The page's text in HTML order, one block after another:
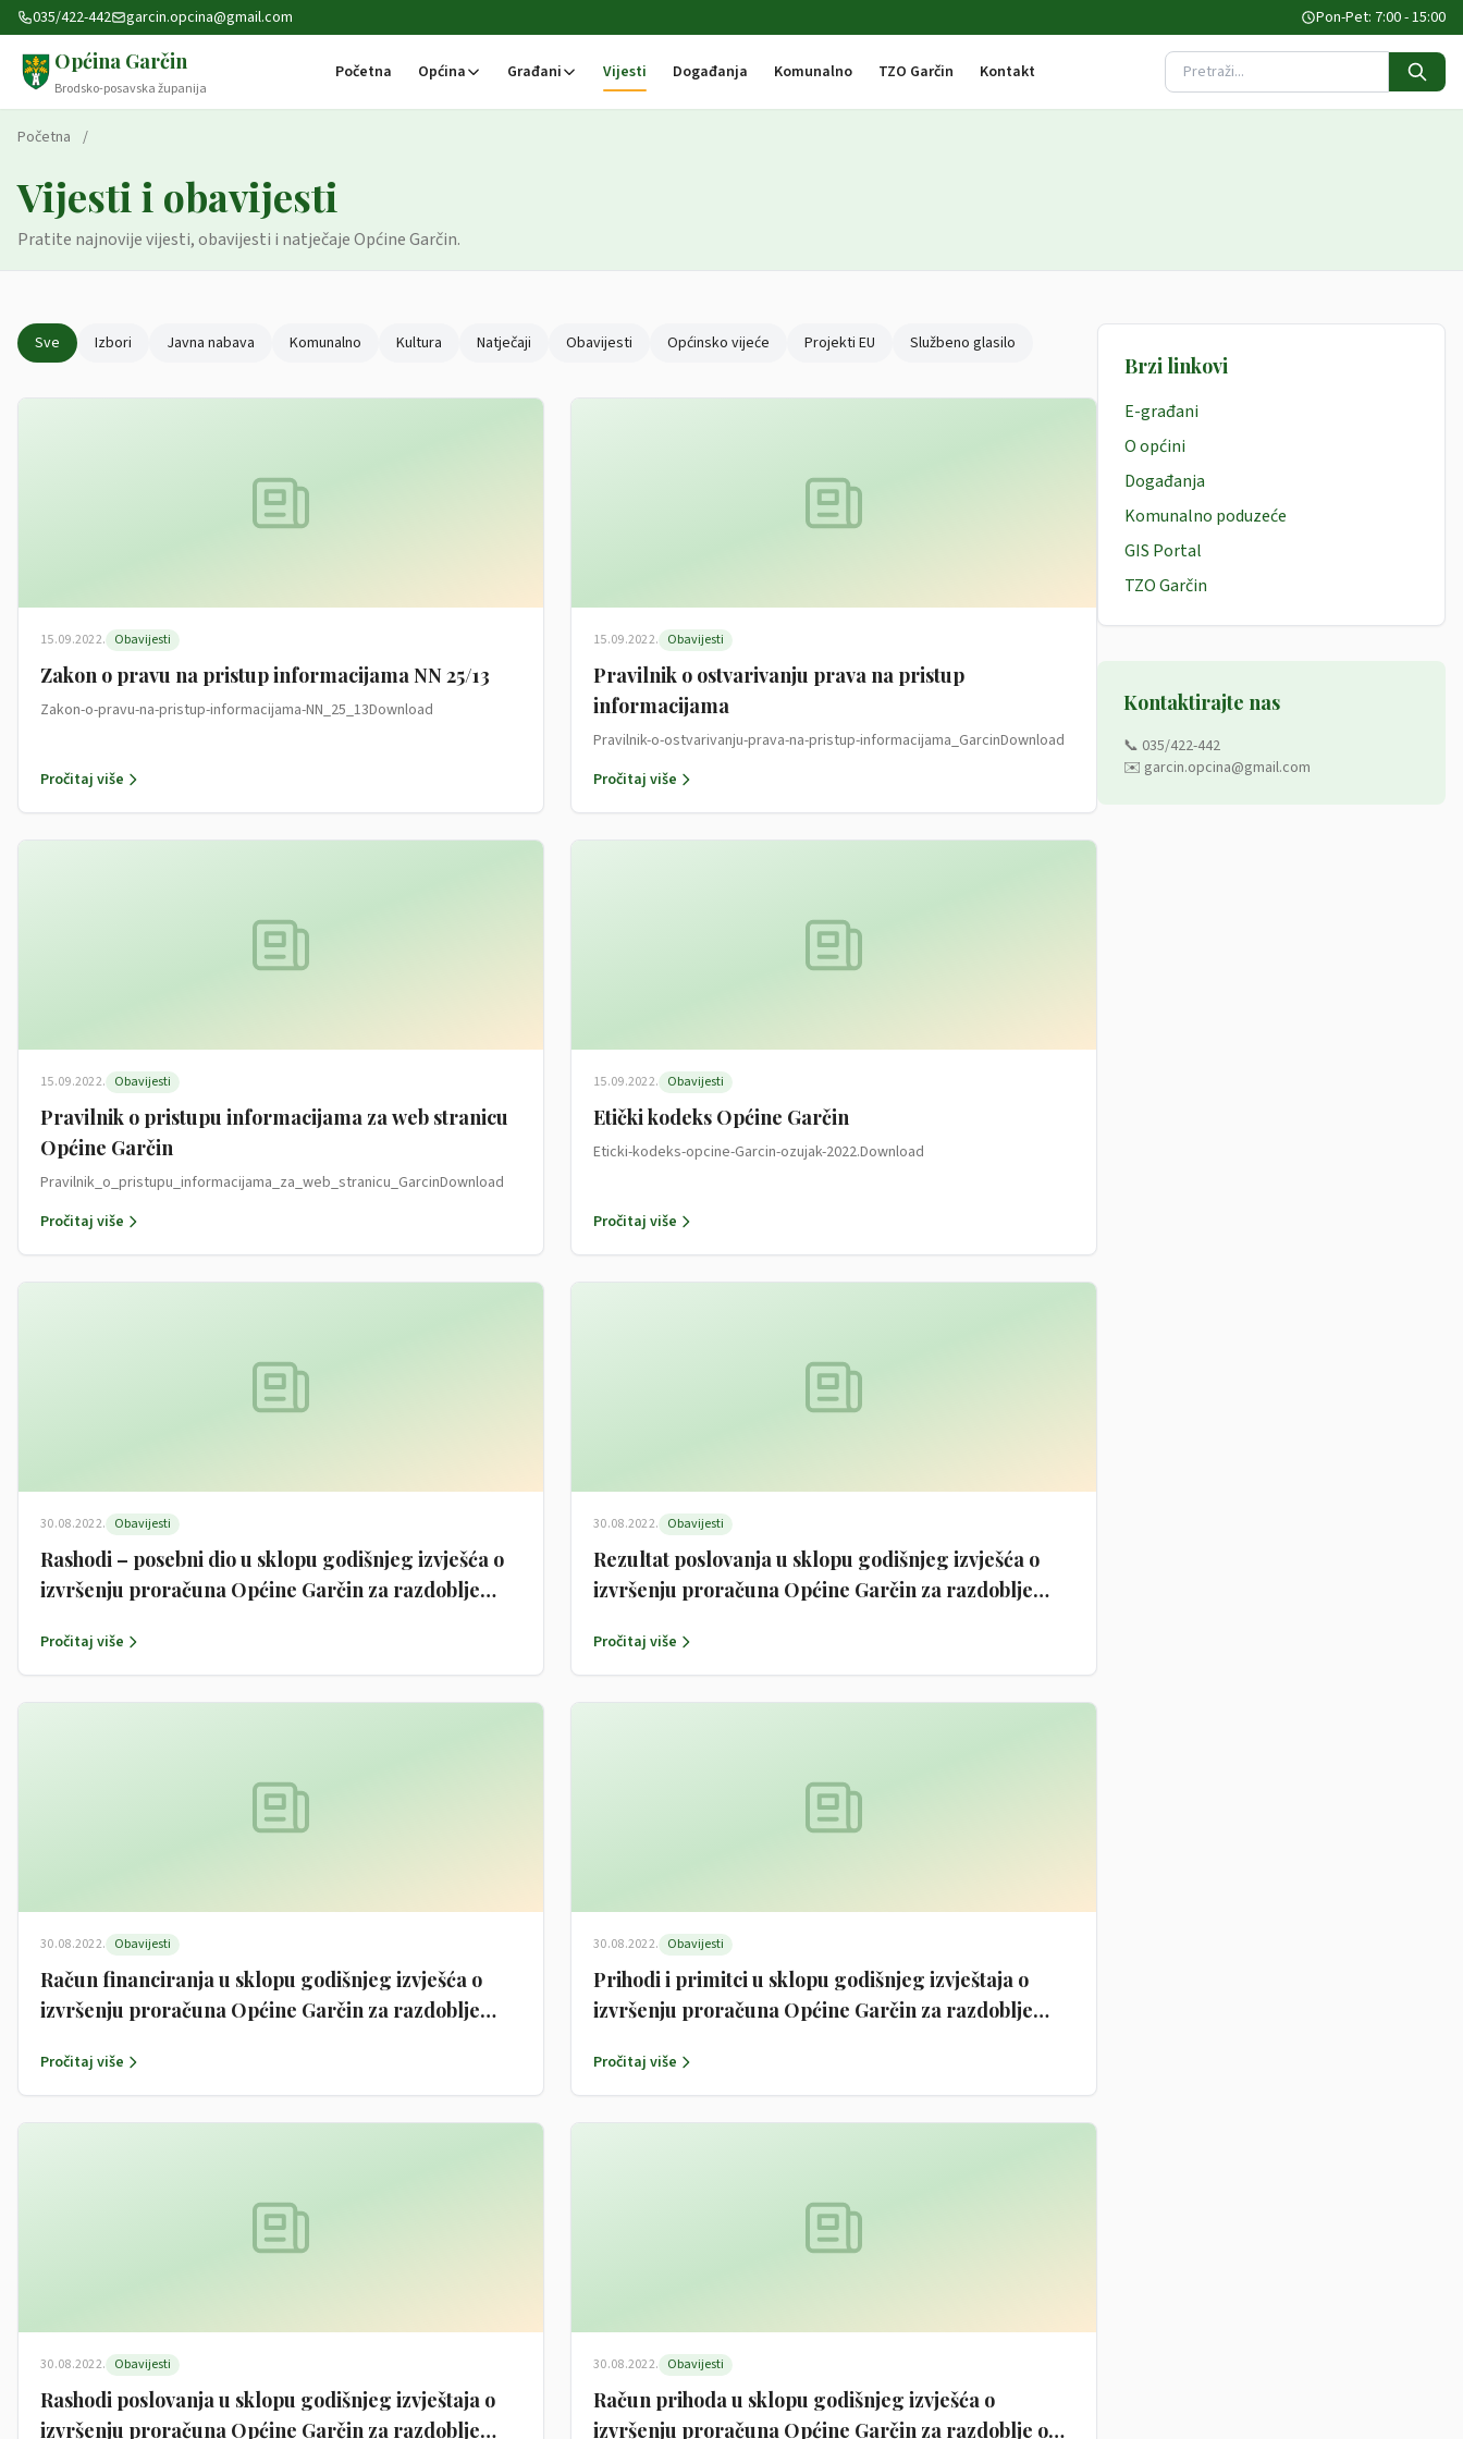
Preskoči na sadržaj
035/422-442 garcin.opcina@gmail.com Pon-Pet: 7:00 - 15:00
Općina Garčin
Brodsko-posavska županija
Početna Općina Građani Vijesti Događanja Komunalno TZO Garčin Kontakt Pretraži stranicu
Početna /
Vijesti i obavijesti
Pratite najnovije vijesti, obavijesti i natječaje Općine Garčin.
Sve Izbori Javna nabava Komunalno Kultura Natječaji Obavijesti Općinsko vijeće Projekti EU Službeno glasilo
15.09.2022. Obavijesti
Zakon o pravu na pristup informacijama NN 25/13
Zakon-o-pravu-na-pristup-informacijama-NN_25_13Download
Pročitaj više
15.09.2022. Obavijesti
Pravilnik o ostvarivanju prava na pristup
informacijama
Pravilnik-o-ostvarivanju-prava-na-pristup-informacijama_GarcinDownload
Pročitaj više
15.09.2022. Obavijesti
Pravilnik o pristupu informacijama za web stranicu
Općine Garčin
Pravilnik_o_pristupu_informacijama_za_web_stranicu_GarcinDownload
Pročitaj više
15.09.2022. Obavijesti
Etički kodeks Općine Garčin
Eticki-kodeks-opcine-Garcin-ozujak-2022.Download
Pročitaj više
30.08.2022. Obavijesti
Rashodi – posebni dio u sklopu godišnjeg izvješća o
izvršenju proračuna Općine Garčin za razdoblje
Pročitaj više
30.08.2022. Obavijesti
Rezultat poslovanja u sklopu godišnjeg izvješća o
izvršenju proračuna Općine Garčin za razdoblje
Pročitaj više
30.08.2022. Obavijesti
Račun financiranja u sklopu godišnjeg izvješća o
izvršenju proračuna Općine Garčin za razdoblje
Pročitaj više
30.08.2022. Obavijesti
Prihodi i primitci u sklopu godišnjeg izvještaja o
izvršenju proračuna Općine Garčin za razdoblje
Pročitaj više
30.08.2022. Obavijesti
Rashodi poslovanja u sklopu godišnjeg izvještaja o
izvršenju proračuna Općine Garčin za razdoblje
30.08.2022. Obavijesti
Račun prihoda u sklopu godišnjeg izvješća o
izvršenju proračuna Općine Garčin za razdoblje od
Brzi linkovi
E-građani
O općini
Događanja
Komunalno poduzeće
GIS Portal
TZO Garčin
Kontaktirajte nas
📞 035/422-442
✉️ garcin.opcina@gmail.com